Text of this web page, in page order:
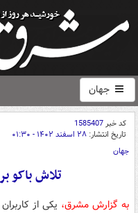
جهان
کد خبر1585407
تاریخ انتشار: ۲۸ اسفند ۱۴۰۲ - ۰۱:۳۰
جهان
تلاش باکو
به گزارش مشرق، یکی از